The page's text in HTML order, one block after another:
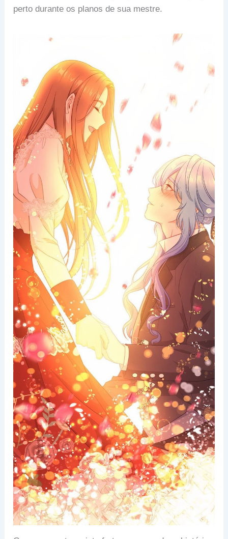
perto durante os planos de sua mestre.